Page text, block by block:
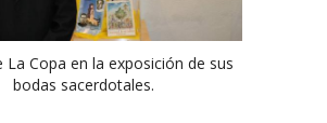
La Copa en la exposición de sus
bodas sacerdotales.